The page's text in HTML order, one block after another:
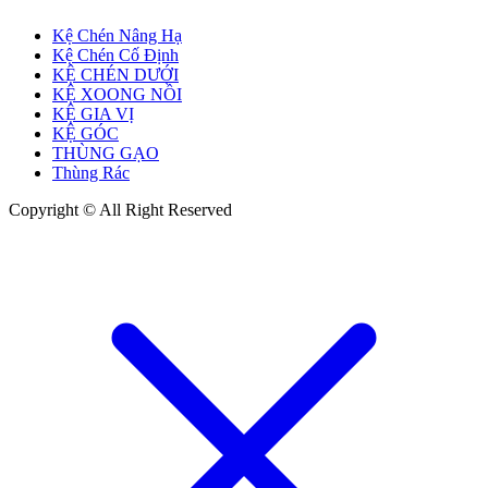
Kệ Chén Nâng Hạ
Kệ Chén Cố Định
KỆ CHÉN DƯỚI
KỆ XOONG NỒI
KỆ GIA VỊ
KỆ GÓC
THÙNG GẠO
Thùng Rác
Copyright © All Right Reserved